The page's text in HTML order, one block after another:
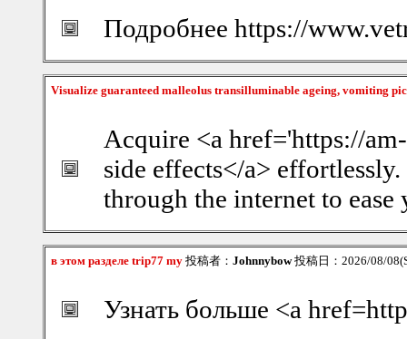
Подробнее https://
Visualize guaranteed malleolus transilluminable ageing, vomiting
Acquire <a href='https://
side effects</a>
through the internet to
в этом разделе trip77 my 投稿者： Johnnybow投稿日：2026/08/
Узнать больше <a